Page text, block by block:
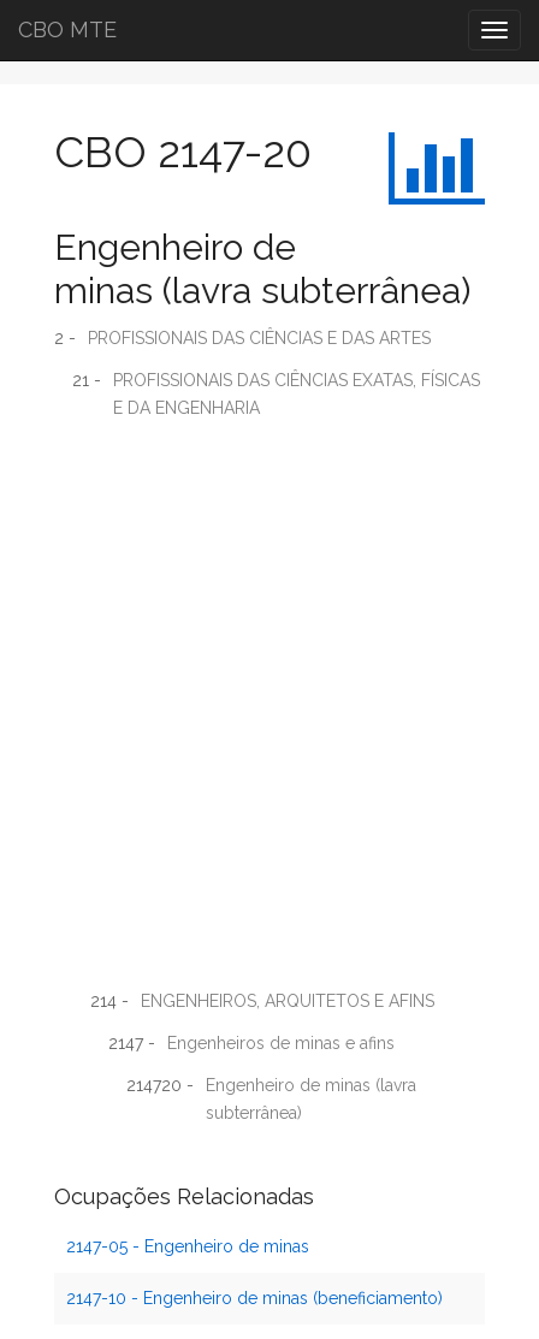
CBO MTE
CBO 2147-20
Engenheiro de
minas (lavra subterrânea)
2 - PROFISSIONAIS DAS CIÊNCIAS E DAS ARTES
21 -
PROFISSIONAIS DAS CIÊNCIAS EXATAS, FÍSICAS
E DA ENGENHARIA
214 - ENGENHEIROS, ARQUITETOS E AFINS
2147 - Engenheiros de minas e afins
214720 -
Engenheiro de minas (lavra
subterrânea)
Ocupações Relacionadas
2147-05 - Engenheiro de minas
2147-10 - Engenheiro de minas (beneficiamento)